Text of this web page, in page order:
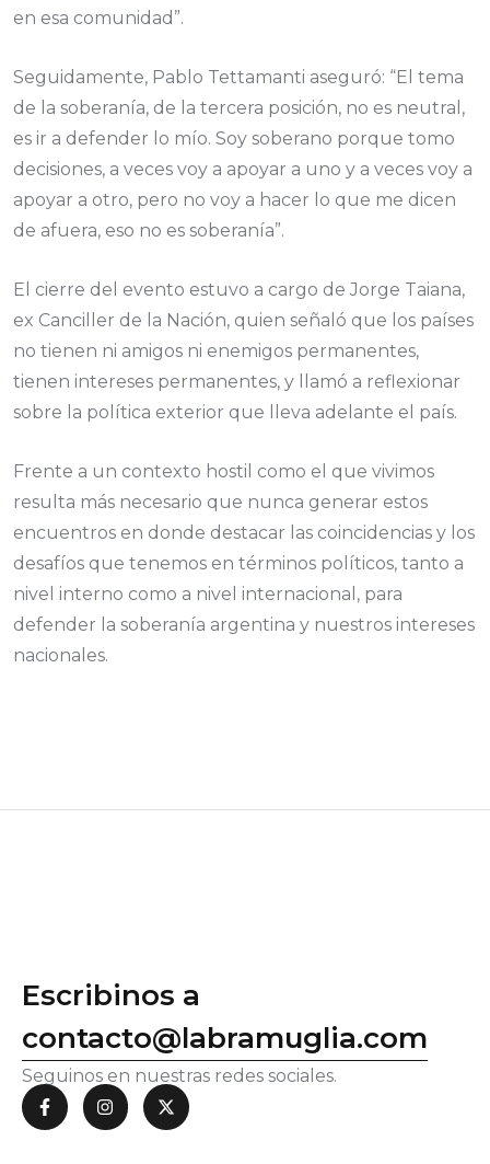
en esa comunidad”.
Seguidamente, Pablo Tettamanti aseguró: “El tema
de la soberanía, de la tercera posición, no es neutral,
es ir a defender lo mío. Soy soberano porque tomo
decisiones, a veces voy a apoyar a uno y a veces voy a
apoyar a otro, pero no voy a hacer lo que me dicen
de afuera, eso no es soberanía”.
El cierre del evento estuvo a cargo de Jorge Taiana,
ex Canciller de la Nación, quien señaló que los países
no tienen ni amigos ni enemigos permanentes,
tienen intereses permanentes, y llamó a reflexionar
sobre la política exterior que lleva adelante el país.
Frente a un contexto hostil como el que vivimos
resulta más necesario que nunca generar estos
encuentros en donde destacar las coincidencias y los
desafíos que tenemos en términos políticos, tanto a
nivel interno como a nivel internacional, para
defender la soberanía argentina y nuestros intereses
nacionales.
Escribinos a
contacto@labramuglia.com
Seguinos en nuestras redes sociales.